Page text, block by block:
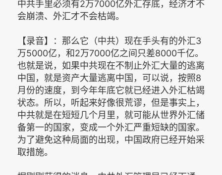
中共手里必须有2万7000亿外汇存底，经济才不
会崩溃、外汇才不会枯竭。
【录音】：那么它（中共）现在手头有的外汇3
万5000亿，和2万7000亿之间只差8000千亿。
也就是说，如果中共现在不制止外汇大量的逃离
中国，就是资产大量逃离中国，可以说，按照8
月份的速度，到今年年底它就已经进入外汇枯竭
状态。所以，听起来好像很荒谬，但是事实上，
中共就是在短短几个月里，就可能从世界外汇储
备第一的国家，变成一个外汇严重短缺的国家。
为了避免这种局面的出现，中国政府已经开始采
取措施。